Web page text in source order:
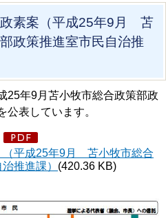
素案（平成25年9月 苫
政策推進室市民自治推
25年9月苫小牧市総合政策部政
公表しています。
平成25年9月 苫小牧市総合
推進課） (420.36 KB)